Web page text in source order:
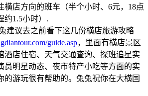
横店方向的班车（半个小时、6元，18点
约1.5小时）.
议去之前看下这几份横店旅游攻略
guide.asp，里面有横店景区
酒店住宿、天气交通查询、探班追星实
员明星动态、夜市特产小吃等方面的实
的游玩很有帮助的。兔兔祝你在大横国